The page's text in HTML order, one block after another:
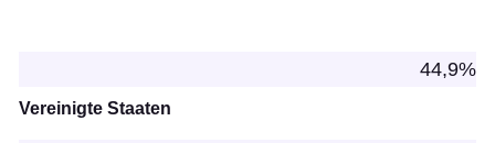
44,9%
Vereinigte Staaten